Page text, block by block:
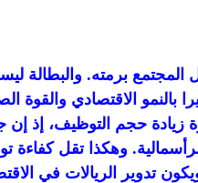
المجتمع برمته.
بالنمو الاقتصادي
زيادة حجم التوظيف، إذ
وهكذا تقل
تدوير الريالات في